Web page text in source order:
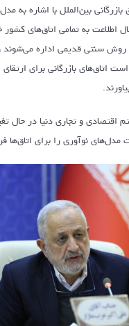
بازرگانی بین‌الملل با اشاره به
اطلاعت به تمامی اتاق‌های کشور
روش سنتی قدیمی اداره می‌شوند
اتاق‌های بازرگانی برای
و تجاری دنیا در حال